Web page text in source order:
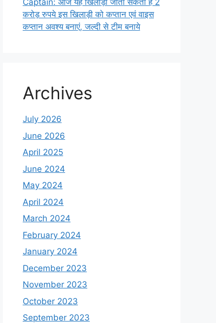
Captain: आज यह खिलाड़ी जीता सकता है 2
करोड़ रुपये इस खिलाड़ी को कप्तान एवं वाइस
कप्तान अवश्य बनाएं, जल्दी से टीम बनाये
Archives
July 2026
June 2026
April 2025
June 2024
May 2024
April 2024
March 2024
February 2024
January 2024
December 2023
November 2023
October 2023
September 2023